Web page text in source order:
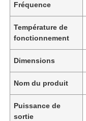
Fréquence
Température de
fonctionnement
Dimensions
Nom du produit
Puissance de
sortie